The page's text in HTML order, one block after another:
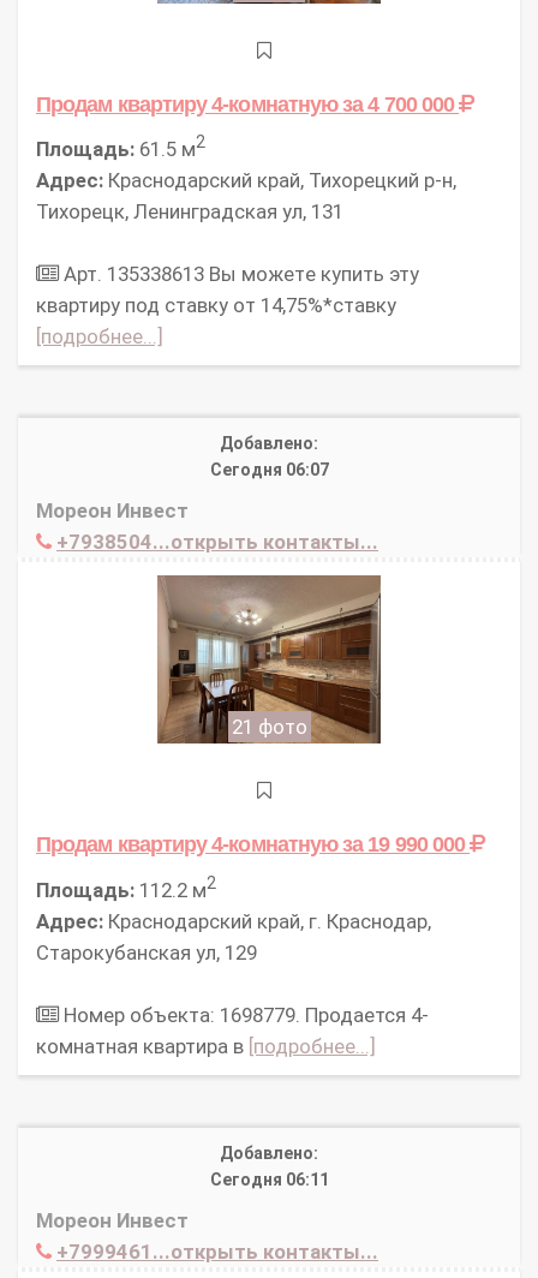
Продам квартиру 4-комнатнуюза 4 700 000
Площадь: 61.5 м2
Адрес: Краснодарский край, Тихорецкий р-н,
Тихорецк, Ленинградская ул, 131
Арт. 135338613 Bы можетe купить эту
квартиру под ставку oт 14,75%*стaвку
[подробнее...]
Добавлено:
Сегодня 06:07
Мореон Инвест
+7938504...открыть контакты...
21 фото
Продам квартиру 4-комнатнуюза 19 990 000
Площадь: 112.2 м2
Адрес: Краснодарский край, г. Краснодар,
Старокубанская ул, 129
Номер объекта: 1698779. Продается 4-
комнатная квартира в [подробнее...]
Добавлено:
Сегодня 06:11
Мореон Инвест
+7999461...открыть контакты...